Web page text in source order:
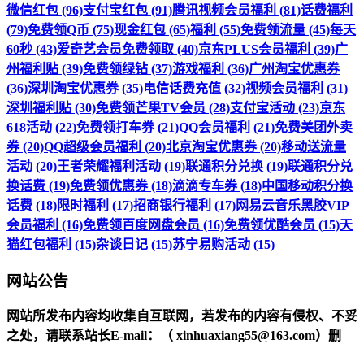
微信红包 (96)支付宝红包 (91)腾讯视频会员福利 (81)话费福利
(79)免费领Q币 (75)现金红包 (65)福利 (55)免费领流量 (45)每天
60秒 (43)爱奇艺会员免费领取 (40)京东PLUS会员福利 (39)广
州福利贴 (39)免费领绿钻 (37)游戏福利 (36)广州淘宝优惠券
(36)深圳淘宝优惠券 (35)电信话费充值 (32)视频会员福利 (31)
深圳福利贴 (30)免费领芒果TV会员 (28)支付宝活动 (23)京东
618活动 (22)免费领打车券 (21)QQ会员福利 (21)免费美团外卖
券 (20)QQ超级会员福利 (20)北京淘宝优惠券 (20)移动送流量
活动 (20)王者荣耀福利活动 (19)联通积分兑换 (19)联通积分兑
换话费 (19)免费领优惠券 (18)滴滴专车券 (18)中国移动积分换
话费 (18)限时福利 (17)招商银行福利 (17)网易云音乐黑胶VIP
会员福利 (16)免费领百度网盘会员 (16)免费领优酷会员 (15)天
猫红包福利 (15)杂谈日记 (15)苏宁易购活动 (15)
网站公告
网站所发布内容均收集自互联网，若发布的内容有侵权、不妥
之处，请联系站长E-mail：（ xinhuaxiang55@163.com）删